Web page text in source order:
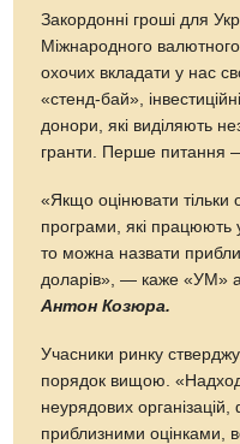
Закордонні гроші для
Міжнародного
охочих вкладати у нас
«стенд-бай»,
донори, які виділяють
гранти. Перше питання
«Якщо оцінювати тільки
програми, які
то можна назвати
доларів», — каже «УМ»
Антон Козюра.
Учасники ринку
порядок вищою.
неурядових
приблизними оцінками,